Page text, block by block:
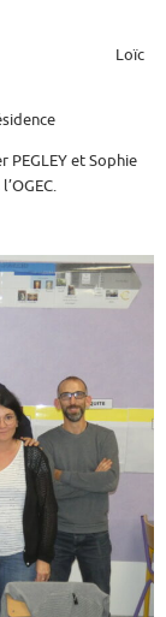
PEGLEY et Sophie